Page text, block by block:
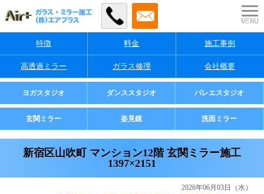
特徴 料金 施工事例
高透過ミラー ガラス修理 会社概要
業者様・店舗様向け
ヨガスタジオ ダンススタジオ バレエスタジオ
ご家庭用
玄関ミラー 姿見鏡 洗面ミラー
新宿区山吹町 マンション12階 玄関ミラー施工
1397×2151
2026年06月03日（水）